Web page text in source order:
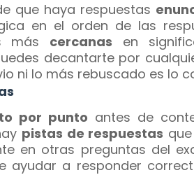
que haya respuestas
en el orden de las
más cercanas en
decantarte por
ni lo más rebuscado es lo
por punto antes de
pistas de respuestas
en otras preguntas del
ayudar a responder